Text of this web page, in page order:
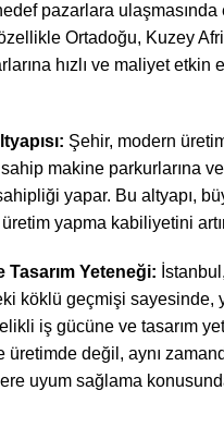
pazarlara
Ortadoğu, Kuzey
hızlı ve maliyet etkin
Şehir, modern
makine parkurlarına
yapar. Bu altyapı,
yapma kabiliyetini
Tasarım Yeteneği:
köklü geçmişi sayesinde,
iş gücüne ve tasarım
üretimde değil, aynı
uyum sağlama